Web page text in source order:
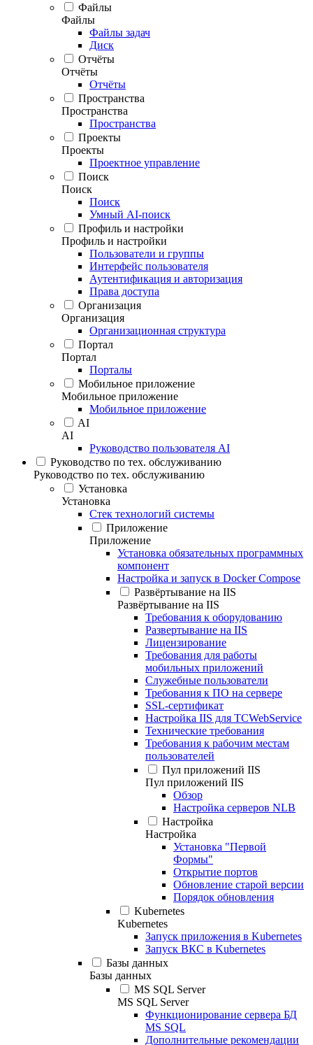
Файлы
Файлы
Файлы задач
Диск
Отчёты
Отчёты
Отчёты
Пространства
Пространства
Пространства
Проекты
Проекты
Проектное управление
Поиск
Поиск
Поиск
Умный AI-поиск
Профиль и настройки
Профиль и настройки
Пользователи и группы
Интерфейс пользователя
Аутентификация и авторизация
Права доступа
Организация
Организация
Организационная структура
Портал
Портал
Порталы
Мобильное приложение
Мобильное приложение
Мобильное приложение
AI
AI
Руководство пользователя AI
Руководство по тех. обслуживанию
Руководство по тех. обслуживанию
Установка
Установка
Стек технологий системы
Приложение
Приложение
Установка обязательных программных
компонент
Настройка и запуск в Docker Compose
Развёртывание на IIS
Развёртывание на IIS
Требования к оборудованию
Развертывание на IIS
Лицензирование
Требования для работы
мобильных приложений
Служебные пользователи
Требования к ПО на сервере
SSL-сертификат
Настройка IIS для TCWebService
Технические требования
Требования к рабочим местам
пользователей
Пул приложений IIS
Пул приложений IIS
Обзор
Настройка серверов NLB
Настройка
Настройка
Установка "Первой
Формы"
Открытие портов
Обновление старой версии
Порядок обновления
Kubernetes
Kubernetes
Запуск приложения в Kubernetes
Запуск ВКС в Kubernetes
Базы данных
Базы данных
MS SQL Server
MS SQL Server
Функционирование сервера БД
MS SQL
Дополнительные рекомендации